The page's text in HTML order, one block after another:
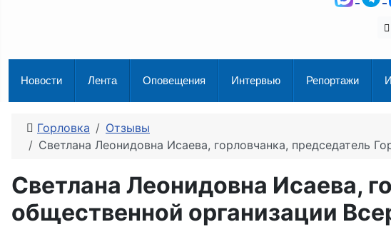
Новости Лента Оповещения Интервью Репортажи
Горловка
Отзывы
Светлана Леонидовна Исаева, горловчанка, председатель
Светлана Леонидовна Исаева,
общественной организации